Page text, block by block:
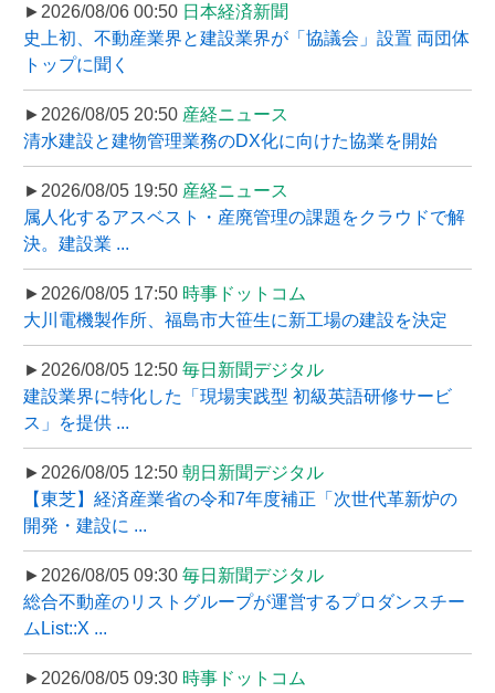
►2026/08/06 00:50 日本経済新聞
史上初、不動産業界と建設業界が「協議会」設置 両団体
トップに聞く
►2026/08/05 20:50 産経ニュース
清水建設と建物管理業務のDX化に向けた協業を開始
►2026/08/05 19:50 産経ニュース
属人化するアスベスト・産廃管理の課題をクラウドで解
決。建設業 ...
►2026/08/05 17:50 時事ドットコム
大川電機製作所、福島市大笹生に新工場の建設を決定
►2026/08/05 12:50 毎日新聞デジタル
建設業界に特化した「現場実践型 初級英語研修サービ
ス」を提供 ...
►2026/08/05 12:50 朝日新聞デジタル
【東芝】経済産業省の令和7年度補正「次世代革新炉の
開発・建設に ...
►2026/08/05 09:30 毎日新聞デジタル
総合不動産のリストグループが運営するプロダンスチー
ムList::X ...
►2026/08/05 09:30 時事ドットコム